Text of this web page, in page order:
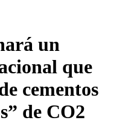
un
que
cementos
de CO2